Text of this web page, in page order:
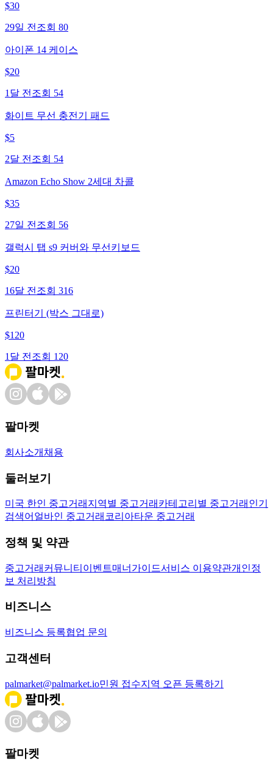
$30
29일 전 조회 80
아이폰 14 케이스
$20
1달 전 조회 54
화이트 무선 충전기 패드
$5
2달 전 조회 54
Amazon Echo Show 2세대 차콜
$35
27일 전 조회 56
갤럭시 탭 s9 커버와 무선키보드
$20
16달 전 조회 316
프린터기 (박스 그대로)
$120
1달 전 조회 120
팔마켓
회사소개 채용
둘러보기
미국 한인 중고거래 지역별 중고거래 카테고리별 중고거래 인기
검색어 얼바인 중고거래 코리아타운 중고거래
정책 및 약관
중고거래 커뮤니티 이벤트매너가이드서비스 이용약관개인정
보 처리방침
비즈니스
비즈니스 등록협업 문의
고객센터
palmarket@palmarket.io민원 접수지역 오픈 등록하기
팔마켓